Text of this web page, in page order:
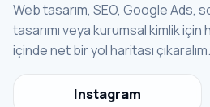
Web tasarım, SEO, Google Ads,
tasarımı veya kurumsal kimlik için
içinde net bir yol haritası çıkaralım.
Instagram